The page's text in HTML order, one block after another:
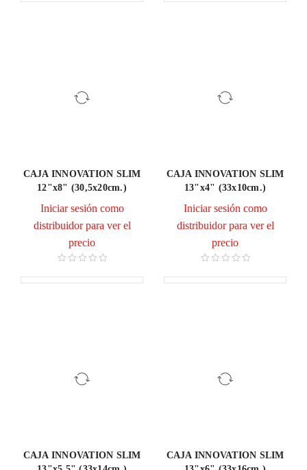
CAJA INNOVATION SLIM
12"x8" (30,5x20cm.)
Iniciar sesión como
distribuidor para ver el
precio
CAJA INNOVATION SLIM
13"x4" (33x10cm.)
Iniciar sesión como
distribuidor para ver el
precio
CAJA INNOVATION SLIM
CAJA INNOVATION SLIM